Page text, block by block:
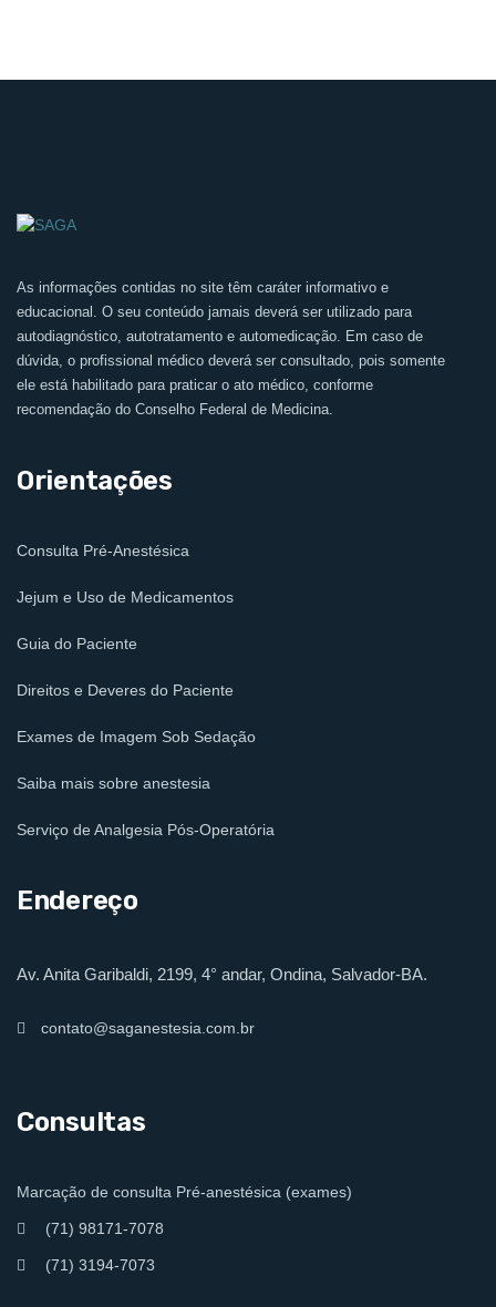
As informações contidas no site têm caráter informativo e
educacional. O seu conteúdo jamais deverá ser utilizado para
autodiagnóstico, autotratamento e automedicação. Em caso de
dúvida, o profissional médico deverá ser consultado, pois somente
ele está habilitado para praticar o ato médico, conforme
recomendação do Conselho Federal de Medicina.
Orientações
Consulta Pré-Anestésica
Jejum e Uso de Medicamentos
Guia do Paciente
Direitos e Deveres do Paciente
Exames de Imagem Sob Sedação
Saiba mais sobre anestesia
Serviço de Analgesia Pós-Operatória
Endereço
Av. Anita Garibaldi, 2199, 4° andar, Ondina, Salvador-BA.
contato@saganestesia.com.br
Consultas
Marcação de consulta Pré-anestésica (exames)
(71) 98171-7078
(71) 3194-7073